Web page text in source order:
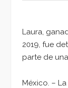
Laura,
2019, fue
parte de
México. –